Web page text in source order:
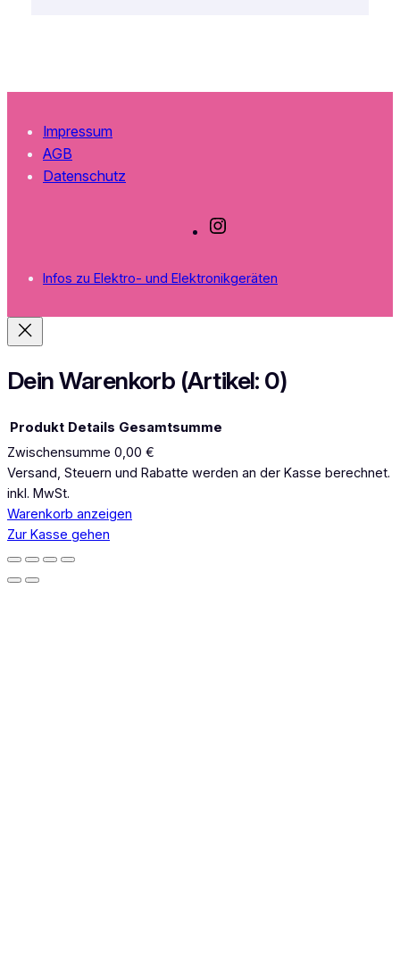
Impressum
AGB
Datenschutz
t
m
Infos zu Elektro- und Elektronikgeräten
Dein Warenkorb (Artikel: 0)
Produkte
im
Warenkorb
Produkt Details Gesamtsumme
Zwischensumme 0,00 €
Versand, Steuern und Rabatte werden an der Kasse berechnet.
inkl. MwSt.
Warenkorb anzeigen
Zur Kasse gehen